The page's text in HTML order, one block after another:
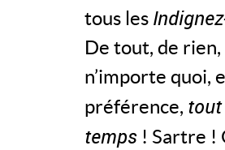
tous les
De tout, de rien,
n’importe quoi,
préférence,
temps ! Sartre !